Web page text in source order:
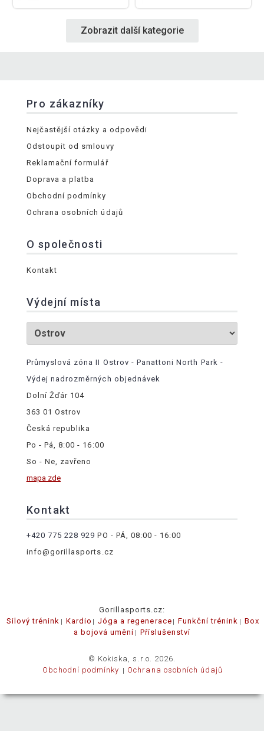
Zobrazit další kategorie
Pro zákazníky
Nejčastější otázky a odpovědi
Odstoupit od smlouvy
Reklamační formulář
Doprava a platba
Obchodní podmínky
Ochrana osobních údajů
O společnosti
Kontakt
Výdejní místa
Průmyslová zóna II Ostrov - Panattoni North Park -
Výdej nadrozměrných objednávek
Dolní Žďár 104
363 01 Ostrov
Česká republika
Po - Pá, 8:00 - 16:00
So - Ne, zavřeno
mapa zde
Kontakt
+420 775 228 929 PO - PÁ, 08:00 - 16:00
info@gorillasports.cz
Gorillasports.cz:
Silový trénink
Kardio Jóga a regenerace Funkční trénink
Box
a bojová umění
Příslušenství
© Kokiska, s.r.o. 2026.
Obchodní podmínky
Ochrana osobních údajů